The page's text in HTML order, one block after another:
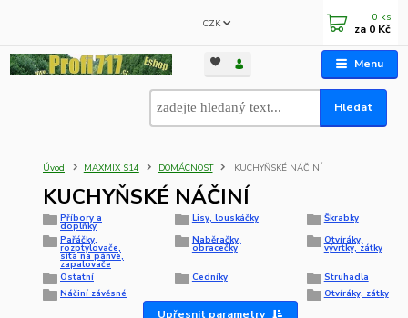
Menu
CZK
Hledat
0 ks
za 0 Kč
Úvod MAXMIX S14 DOMÁCNOST KUCHYŇSKÉ NÁČINÍ
KUCHYŇSKÉ NÁČINÍ
Příbory a
doplňky
Lisy, louskáčky
Škrabky
Pařáčky,
rozptylovače,
síta na pánve,
zapalovače
Naběračky,
obracečky
Otvíráky,
vývrtky, zátky
Ostatní Cedníky
Struhadla
Náčiní závěsné
Otvíráky, zátky
Upřesnit parametry